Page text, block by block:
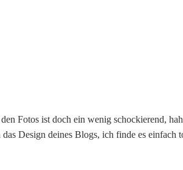
Fotos ist doch ein wenig schockierend,
Design deines Blogs, ich finde es einfach